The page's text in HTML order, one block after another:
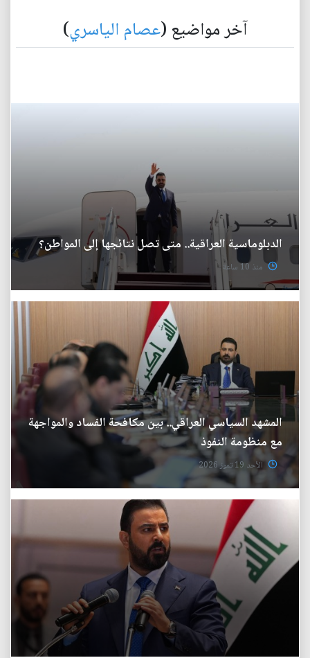
آخر مواضيع (عصام الياسري)
الدبلوماسية العراقية.. متى تصل نتائجها إلى المواطن؟
منذ 10 ساعة
المشهد السياسي العراقي.. بين مكافحة الفساد والمواجهة
مع منظومة النفوذ
الأحد 19 تموز 2026